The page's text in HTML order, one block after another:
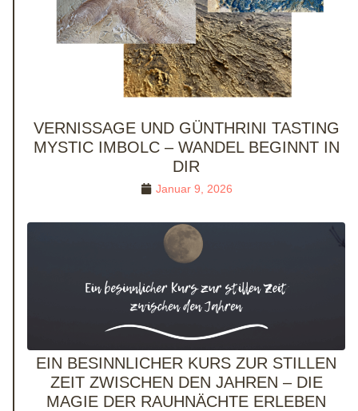
VERNISSAGE UND GÜNTHRINI TASTING
MYSTIC IMBOLC – WANDEL BEGINNT IN
DIR
Januar 9, 2026
EIN BESINNLICHER KURS ZUR STILLEN
ZEIT ZWISCHEN DEN JAHREN – DIE
MAGIE DER RAUHNÄCHTE ERLEBEN